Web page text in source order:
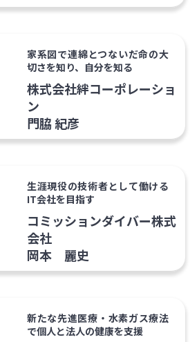
家系図で連綿とつないだ命の大
切さを知り、自分を知る
株式会社絆コーポレーショ
ン
門脇 紀彦
生涯現役の技術者として働ける
IT会社を目指す
コミッションダイバー株式
会社
岡本 麗史
新たな先進医療・水素ガス療法
で個人と法人の健康を支援